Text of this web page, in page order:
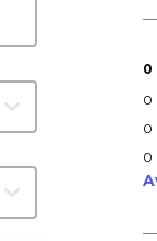
0
0
0
0